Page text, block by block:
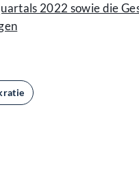
2022 sowie die